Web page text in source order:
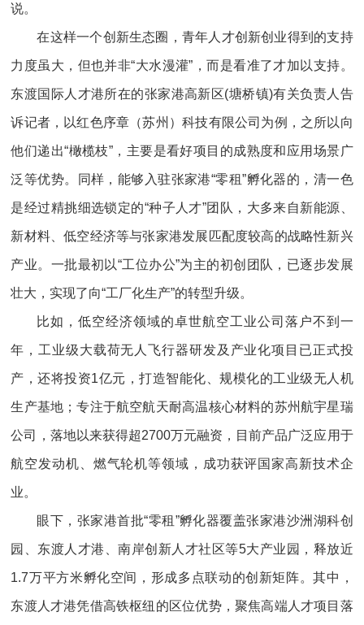
说。
在这样一个创新生态圈，青年人才创新创业得到的支持
力度虽大，但也并非“大水漫灌”，而是看准了才加以支持。
东渡国际人才港所在的张家港高新区(塘桥镇)有关负责人告
诉记者，以红色序章（苏州）科技有限公司为例，之所以向
他们递出“橄榄枝”，主要是看好项目的成熟度和应用场景广
泛等优势。同样，能够入驻张家港“零租”孵化器的，清一色
是经过精挑细选锁定的“种子人才”团队，大多来自新能源、
新材料、低空经济等与张家港发展匹配度较高的战略性新兴
产业。一批最初以“工位办公”为主的初创团队，已逐步发展
壮大，实现了向“工厂化生产”的转型升级。
比如，低空经济领域的卓世航空工业公司落户不到一
年，工业级大载荷无人飞行器研发及产业化项目已正式投
产，还将投资1亿元，打造智能化、规模化的工业级无人机
生产基地；专注于航空航天耐高温核心材料的苏州航宇星瑞
公司，落地以来获得超2700万元融资，目前产品广泛应用于
航空发动机、燃气轮机等领域，成功获评国家高新技术企
业。
眼下，张家港首批“零租”孵化器覆盖张家港沙洲湖科创
园、东渡人才港、南岸创新人才社区等5大产业园，释放近
1.7万平方米孵化空间，形成多点联动的创新矩阵。其中，
东渡人才港凭借高铁枢纽的区位优势，聚焦高端人才项目落